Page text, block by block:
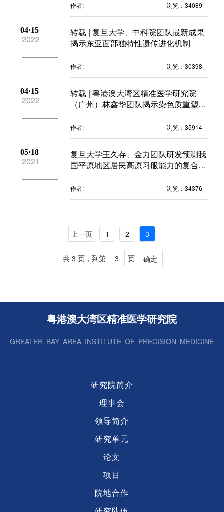
代
作者: 浏览：34089
04·15
2022
转载 | 复旦大学、中科院团队最新成果
揭示东亚面部独特性遗传进化机制
作者: 浏览：30398
04·15
2022
转载 | 粤港澳大湾区精准医学研究院
（广州）林鑫华团队揭示染色质重塑因
作者: 浏览：35914
05·18
2021
复旦大学王久存、金力团队研发预测我
国平原地区居民高原习服能力的复合表
作者: 浏览：34376
上一页 1 2 3
共 3 页，到第 页 确定
粤港澳大湾区精准医学研究院
GREATER BAY AREA INSTITUTE OF PRECISION MEDICINE
研究院简介
理事会
领导简介
研究单元
论文
项目
院地合作